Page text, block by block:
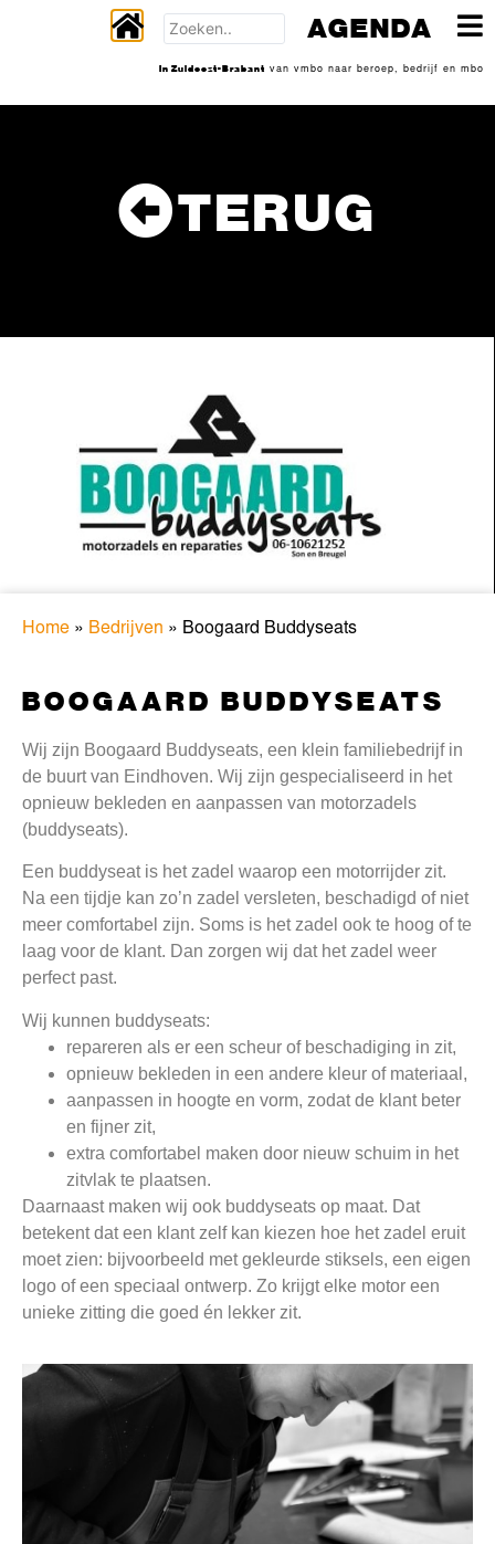
TERUG
Home » Bedrijven » Boogaard Buddyseats
BOOGAARD BUDDYSEATS
Wij zijn Boogaard Buddyseats, een klein familiebedrijf in
de buurt van Eindhoven. Wij zijn gespecialiseerd in het
opnieuw bekleden en aanpassen van motorzadels
(buddyseats).
Een buddyseat is het zadel waarop een motorrijder zit.
Na een tijdje kan zo’n zadel versleten, beschadigd of niet
meer comfortabel zijn. Soms is het zadel ook te hoog of te
laag voor de klant. Dan zorgen wij dat het zadel weer
perfect past.
Wij kunnen buddyseats:
repareren als er een scheur of beschadiging in zit,
opnieuw bekleden in een andere kleur of materiaal,
aanpassen in hoogte en vorm, zodat de klant beter
en fijner zit,
extra comfortabel maken door nieuw schuim in het
zitvlak te plaatsen.
Daarnaast maken wij ook buddyseats op maat. Dat
betekent dat een klant zelf kan kiezen hoe het zadel eruit
moet zien: bijvoorbeeld met gekleurde stiksels, een eigen
logo of een speciaal ontwerp. Zo krijgt elke motor een
unieke zitting die goed én lekker zit.
AGENDA
In Zuidoost-Brabant van vmbo naar beroep, bedrijf en mbo